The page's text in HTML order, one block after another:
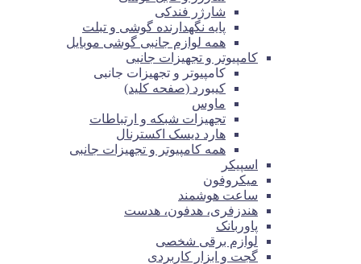
شارژر فندکی
پایه نگهدارنده گوشی و تبلت
همه لوازم جانبی گوشی موبایل
کامپیوتر و تجهیزات جانبی
کامپیوتر و تجهیزات جانبی
کیبورد (صفحه کلید)
ماوس
تجهیزات شبکه و ارتباطات
هارد دیسک اکسترنال
همه کامپیوتر و تجهیزات جانبی
اسپیکر
میکروفون
ساعت هوشمند
هندزفری، هدفون، هدست
پاوربانک
لوازم برقی شخصی
گجت و ابزار کاربردی